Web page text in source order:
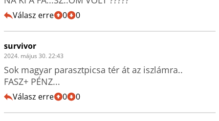
Válasz erre 0 0
survivor
2024. május 30. 22:43
Sok magyar parasztpicsa tér át az iszlámra..
FASZ+ PÉNZ...
Válasz erre 0 0